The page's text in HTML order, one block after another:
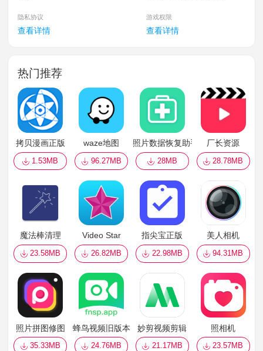
隐私协议 游戏权限
查看详情 查看详情
热门推荐
拷贝漫画正版
1.53MB
waze地图
96.27MB
照片数据恢复助手
28MB
厂长资源
28.78MB
魔法棒清理
23.58MB
Video Star
26.82MB
指尖宝正版
22.98MB
美人相机
94.31MB
照片拼图修图
35.33MB
蜂鸟视频旧版本
24.76MB
妙剪视频剪辑
21.17MB
照相机
23.57MB